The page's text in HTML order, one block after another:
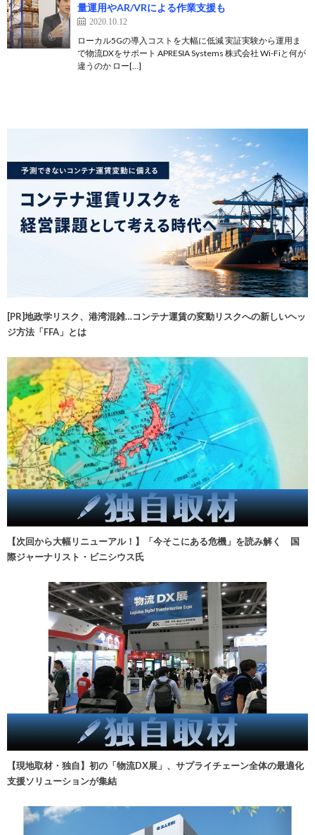
量運用やAR/VRによる作業支援も
2020.10.12
ローカル5Gの導入コストを大幅に低減 実証実験から運用ま
で物流DXをサポート APRESIA Systems 株式会社 Wi-Fiと何が
違うのか ロー[…]
[PR]地政学リスク、港湾混雑…コンテナ運賃の変動リスクへの新しいヘッ
ジ方法「FFA」とは
【次回から大幅リニューアル！】「今そこにある危機」を読み解く 国
際ジャーナリスト・ビニシウス氏
【現地取材・独自】初の「物流DX展」、サプライチェーン全体の最適化
支援ソリューションが集結